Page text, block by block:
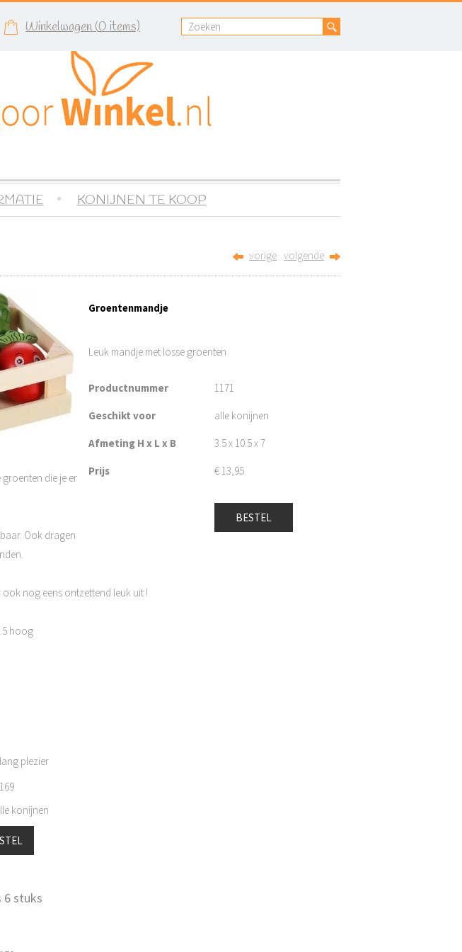
Winkelwagen (0 items)
KONIJNEN TE KOOP
vorige volgende
Groentenmandje
Leuk mandje met losse groenten
Productnummer 1171
Geschikt voor alle konijnen
Afmeting H x L x B 3.5 x 10.5 x 7
Prijs € 13,95
BESTEL
die je er
Ook dragen
nog eens ontzettend leuk uit !
hoog
plezier
konijnen
6 stuks